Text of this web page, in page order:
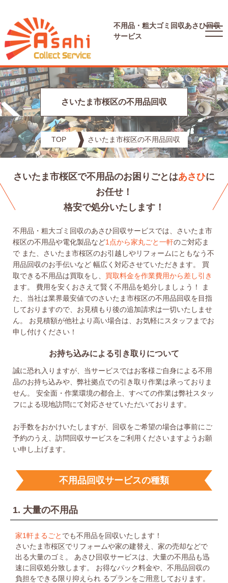
不用品・粗大ゴミ回収あさひ回収
サービス
さいたま市桜区の不用品回収
TOP さいたま市桜区の不用品回収
さいたま市桜区で不用品のお困りごとはあさひに
お任せ！
格安で処分いたします！
不用品・粗大ゴミ回収のあさひ回収サービスでは、さいたま市
桜区の不用品や電化製品など1点から家丸ごと一軒のご対応ま
で また、さいたま市桜区のお引越しやリフォームにともなう不
用品回収のお手伝いなど 幅広く対応させていただきます。
買
取できる不用品は買取をし、 買取料金を作業費用から差し引き
ます。
費用を安くおさえて賢く不用品を処分しましょう！
ま
た、当社は業界最安値でのさいたま市桜区の不用品回収を目指
しておりますので、お見積もり後の追加請求は一切いたしませ
ん。
お見積額が他社より高い場合は、お気軽にスタッフまでお
申し付けください！
お持ち込みによる引き取りについて
誠に恐れ入りますが、当サービスではお客様ご自身による不用
品のお持ち込みや、弊社拠点での引き取り作業は承っておりま
せん。 安全面・作業環境の都合上、すべての作業は弊社スタッ
フによる現地訪問にて対応させていただいております。
お手数をおかけいたしますが、回収をご希望の場合は事前にご
予約のうえ、訪問回収サービスをご利用くださいますようお願
い申し上げます。
不用品回収サービスの種類
1. 大量の不用品
家1軒まるごと でも不用品を回収いたします！
さいたま市桜区でリフォームや家の建替え、家の売却などで
出る大量のゴミ。
あさひ回収サービスは、大量の不用品も迅
速に回収処分致します。
お得なパック料金や、不用品回収の
負担をできる限り抑えられ るプランをご用意しております。